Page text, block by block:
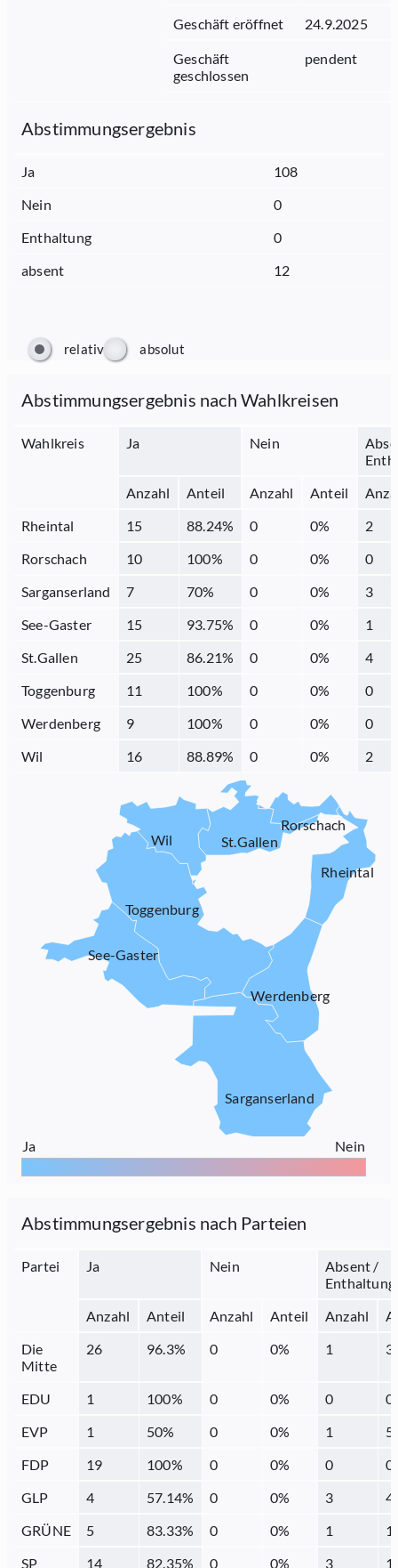
Geschäft eröffnet 24.9.2025
Geschäft
geschlossen
pendent
Abstimmungsergebnis
Ja
108
Nein
0
Enthaltung
0
absent
12
relativ absolut
Abstimmungsergebnis nach Wahlkreisen
Wahlkreis Ja Nein
Anzahl
Anteil Anzahl Anteil
Rheintal
15 88.24% 0 0%
2
Rorschach
10 100% 0 0%
0
Sarganserland
7 70% 0 0%
3
See-Gaster
15 93.75% 0 0%
1
St.Gallen
25 86.21% 0 0%
4
Toggenburg
11 100% 0 0%
0
Werdenberg
9 100% 0 0%
0
Wil
16 88.89% 0 0% 2
Wil
Toggenburg
See-Gaster
Sarganserland
Werdenberg
Rheintal
Rorschach
St.Gallen
Ja Nein
Abstimmungsergebnis nach Parteien
Partei Ja Nein
Absent /
Enthaltung
Anzahl
Anteil Anzahl Anteil Anzahl
Die
Mitte
26 96.3% 0 0% 1
EDU 1 100% 0 0% 0 0
EVP
1 50% 0 0% 1
FDP
19 100% 0 0% 0 0
GLP
4 57.14% 0 0% 3
GRÜNE
5 83.33% 0 0% 1
SP
14 82.35% 0 0% 3